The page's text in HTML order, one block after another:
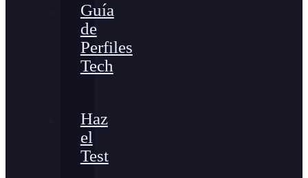
Guía
de
Perfiles
Tech
Haz
el
Test